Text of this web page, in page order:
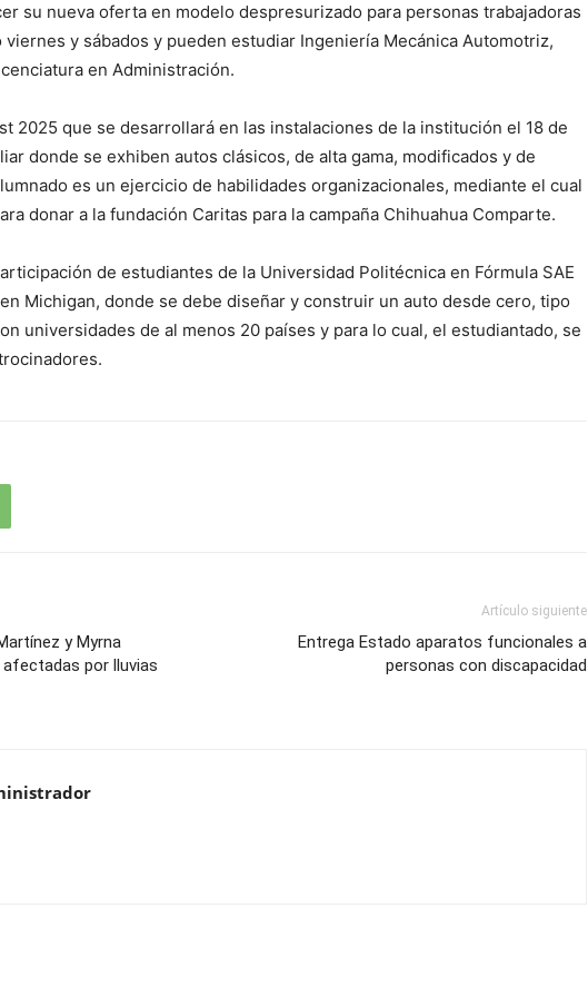
su nueva oferta en modelo despresurizado para personas trabajadoras
viernes y sábados y pueden estudiar Ingeniería Mecánica Automotriz,
en Administración.
2025 que se desarrollará en las instalaciones de la institución el 18 de
donde se exhiben autos clásicos, de alta gama, modificados y de
es un ejercicio de habilidades organizacionales, mediante el cual
donar a la fundación Caritas para la campaña Chihuahua Comparte.
de estudiantes de la Universidad Politécnica en Fórmula SAE
Michigan, donde se debe diseñar y construir un auto desde cero, tipo
universidades de al menos 20 países y para lo cual, el estudiantado, se
y Myrna
por lluvias
Artículo siguiente
Entrega Estado aparatos funcionales a
personas con discapacidad